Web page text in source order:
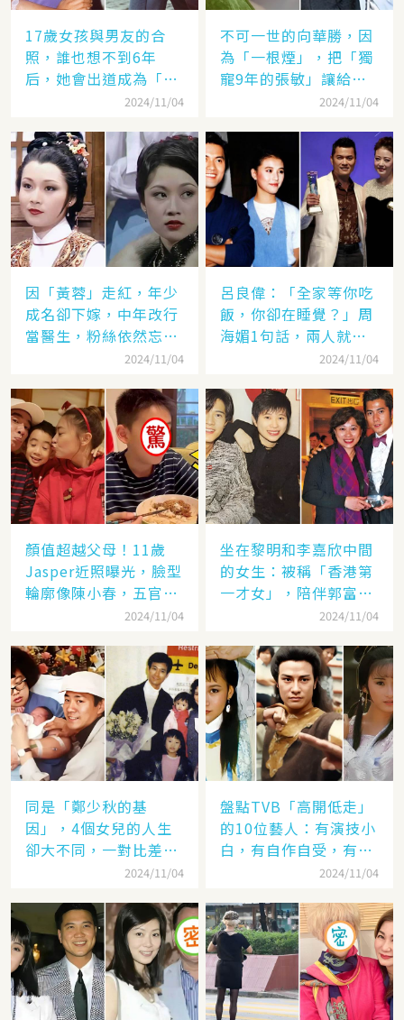
17歲女孩與男友的合
照，誰也想不到6年
后，她會出道成為「香
港當紅女星」，至今都
2024/11/04
不可一世的向華勝，因
為「一根煙」，把「獨
寵9年的張敏」讓給了
2024/11/04
因「黃蓉」走紅，年少
成名卻下嫁，中年改行
當醫生，粉絲依然忘不
2024/11/04
呂良偉：「全家等你吃
飯，你卻在睡覺？」周
海媚1句話，兩人就此
2024/11/04
顏值超越父母！11歲
Jasper近照曝光，臉型
輪廓像陳小春，五官卻
更像應采兒網驚：完美
2024/11/04
坐在黎明和李嘉欣中間
的女生：被稱「香港第
一才女」，陪伴郭富城
「29年」卻看他娶了別
2024/11/04
同是「鄭少秋的基
因」，4個女兒的人生
卻大不同，一對比差距
2024/11/04
盤點TVB「高開低走」
的10位藝人：有演技小
白，有自作自受，有遭
封殺，一手好牌打稀爛
2024/11/04